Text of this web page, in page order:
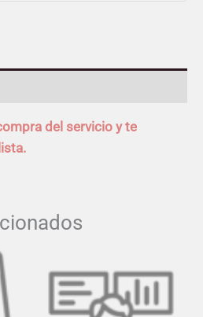
del servicio y te